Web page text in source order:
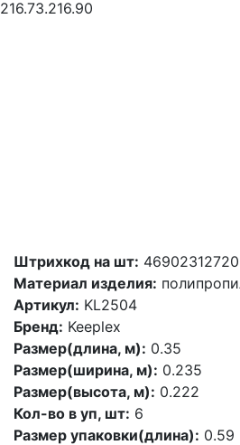
216.73.216.90
Штрихкод на шт:
Материал изделия:
Артикул: KL2504
Бренд: Keeplex
Размер(длина, м): 0.35
Размер(ширина, м): 0.235
Размер(высота, м): 0.222
Кол-во в уп, шт: 6
Размер упаковки(длина): 0.59